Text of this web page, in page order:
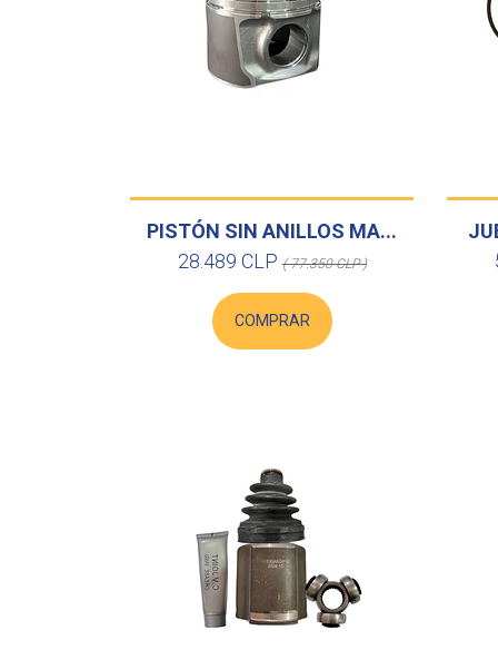
PISTÓN SIN ANILLOS MA...
28.489 CLP( 77.350 CLP )
COMPRAR